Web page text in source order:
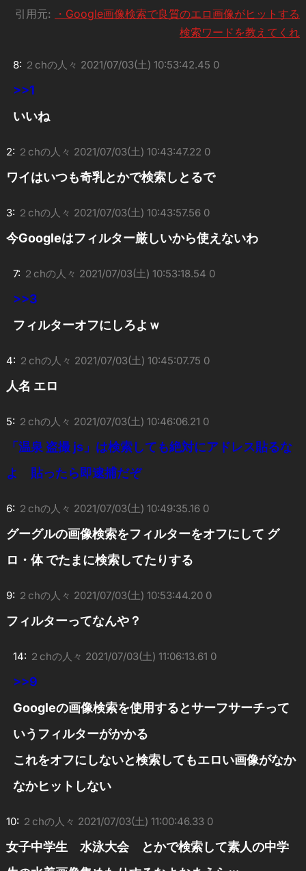
引用元:
・Google画像検索で良質のエロ画像がヒットする
検索ワードを教えてくれ
8: ２chの人々 2021/07/03(土) 10:53:42.45 0
>>1
いいね
2: ２chの人々 2021/07/03(土) 10:43:47.22 0
ワイはいつも奇乳とかで検索しとるで
3: ２chの人々 2021/07/03(土) 10:43:57.56 0
今Googleはフィルター厳しいから使えないわ
7: ２chの人々 2021/07/03(土) 10:53:18.54 0
>>3
フィルターオフにしろよｗ
4: ２chの人々 2021/07/03(土) 10:45:07.75 0
人名 エロ
5: ２chの人々 2021/07/03(土) 10:46:06.21 0
「温泉 盗撮 js」は検索しても絶対にアドレス貼るな
よ 貼ったら即逮捕だぞ
6: ２chの人々 2021/07/03(土) 10:49:35.16 0
グーグルの画像検索をフィルターをオフにして グ
ロ・体 でたまに検索してたりする
9: ２chの人々 2021/07/03(土) 10:53:44.20 0
フィルターってなんや？
14: ２chの人々 2021/07/03(土) 11:06:13.61 0
>>9
Googleの画像検索を使用するとサーフサーチって
いうフィルターがかかる
これをオフにしないと検索してもエロい画像がなか
なかヒットしない
10: ２chの人々 2021/07/03(土) 11:00:46.33 0
女子中学生 水泳大会 とかで検索して素人の中学